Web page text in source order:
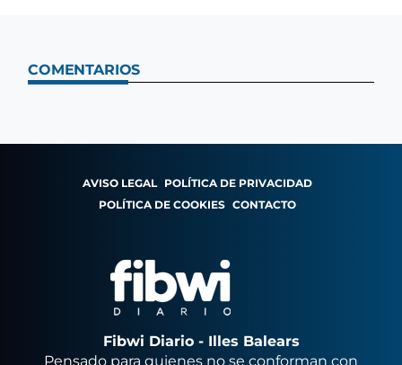
COMENTARIOS
AVISO LEGAL POLÍTICA DE PRIVACIDAD
POLÍTICA DE COOKIES CONTACTO
Fibwi Diario - Illes Balears
Pensado para quienes no se conforman con